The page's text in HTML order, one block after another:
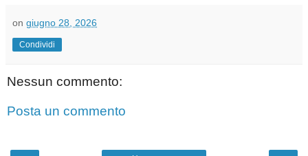
on giugno 28, 2026
Condividi
Nessun commento:
Posta un commento